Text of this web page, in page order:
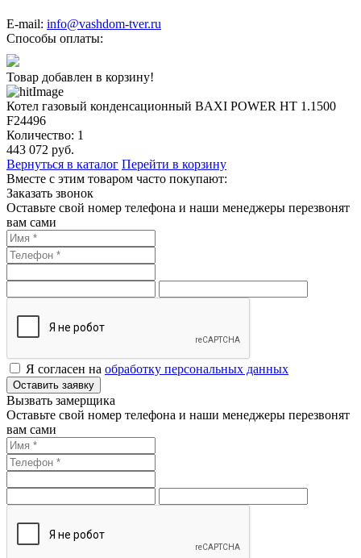
E-mail: info@vashdom-tver.ru
Способы оплаты:
Товар добавлен в корзину!
Котел газовый конденсационный BAXI POWER HT 1.1500
F24496
Количество: 1
443 072 руб.
Вернуться в каталог Перейти в корзину
Вместе с этим товаром часто покупают:
Заказать звонок
Оставьте свой номер телефона и наши менеджеры перезвонят
вам сами
Я согласен на обработку персональных данных
Оставить заявку
Вызвать замерщика
Оставьте свой номер телефона и наши менеджеры перезвонят
вам сами